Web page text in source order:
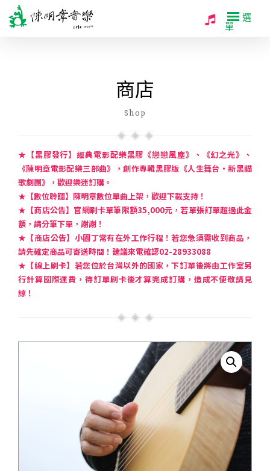
選
單
商店
Shop
★【黑膠發行】經典電影配樂黑膠《戀戀風塵》、《幻之光》、
《陳明章電影配樂三部曲》，創作專輯黑膠版《人生舞台・新黑貓
歌劇團》，歡迎樂迷訂購。
★【數位聆聽】陳明章數位單曲上架，歡迎下載支持！
★【商店公告】官網刷卡單筆限額35,000元，若單張訂單超過此金
額，請分筆下單，謝謝！
★【商店公告】小園丁常有在外工作行程！若您急須需收到商品，
請先確定商品可寄送時間！建議來電確認02-28933088
★【線上刷卡】若您位於台灣以外的國家，下訂單後將由工作室另
行計算國際運費，待訂單刷卡後才算完成訂購，造成不便敬請見
諒！